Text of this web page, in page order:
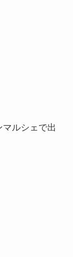
ルシェで出